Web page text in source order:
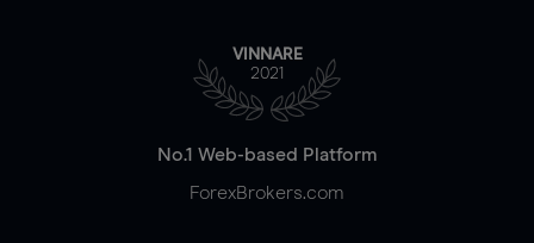
VINNARE
2021
No.1 Web-based Platform
ForexBrokers.com